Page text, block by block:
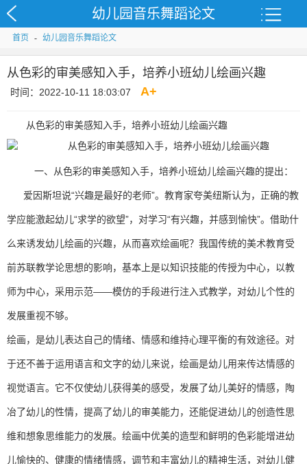
幼儿园音乐舞蹈论文
首页 - 幼儿园音乐舞蹈论文
从色彩的审美感知入手，培养小班幼儿绘画兴趣
时间：2022-10-11 18:03:07 A+
从色彩的审美感知入手，培养小班幼儿绘画兴趣
一、从色彩的审美感知入手，培养小班幼儿绘画兴趣的提出：
爱因斯坦说“兴趣是最好的老师”。教育家夸美纽斯认为，正确的教
学应能激起幼儿“求学的欲望”，对学习“有兴趣，并感到愉快”。借助什
么来诱发幼儿绘画的兴趣，从而喜欢绘画呢？我国传统的美术教育受
前苏联教学论思想的影响，基本上是以知识技能的传授为中心，以教
师为中心，采用示范――模仿的手段进行注入式教学，对幼儿个性的
发展重视不够。
绘画，是幼儿表达自己的情绪、情感和维持心理平衡的有效途径。对
于还不善于运用语言和文字的幼儿来说，绘画是幼儿用来传达情感的
视觉语言。它不仅使幼儿获得美的感受，发展了幼儿美好的情感，陶
冶了幼儿的性情，提高了幼儿的审美能力，还能促进幼儿的创造性思
维和想象思维能力的发展。绘画中优美的造型和鲜明的色彩能增进幼
儿愉快的、健康的情绪情感，调节和丰富幼儿的精神生活，对幼儿健